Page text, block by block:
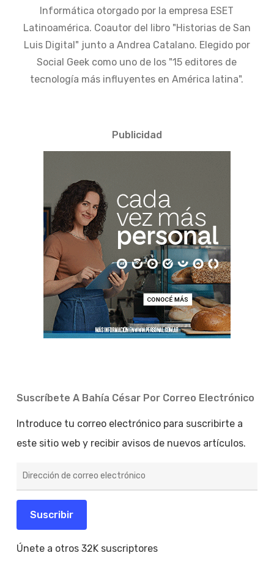
Informática otorgado por la empresa ESET
Latinoamérica. Coautor del libro "Historias de San
Luis Digital" junto a Andrea Catalano. Elegido por
Social Geek como uno de los "15 editores de
tecnología más influyentes en América latina".
Publicidad
Suscríbete A Bahía César Por Correo Electrónico
Introduce tu correo electrónico para suscribirte a
este sitio web y recibir avisos de nuevos artículos.
de
electrónico
Suscribir
Únete a otros 32K suscriptores